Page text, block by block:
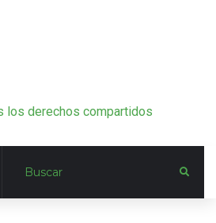
los derechos compartidos